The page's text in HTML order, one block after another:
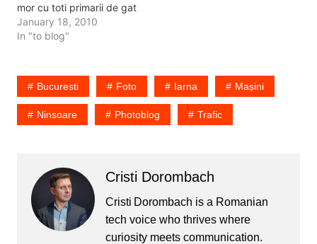
mor cu toti primarii de gat
daca taxiul in care am
mers azi dimineata facea
timp s-a trezit Oprescu si
a venit sa…
January 18, 2010
In "to blog"
Bucuresti Foto Iarna Mașini
Ninsoare Photoblog Trafic
Cristi Dorombach
Cristi Dorombach is a Romanian
tech voice who thrives where
curiosity meets communication.